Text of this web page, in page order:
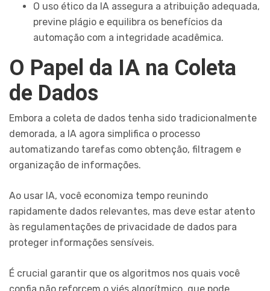
O uso ético da IA assegura a atribuição adequada,
previne plágio e equilibra os benefícios da
automação com a integridade acadêmica.
O Papel da IA na Coleta
de Dados
Embora a coleta de dados tenha sido tradicionalmente
demorada, a IA agora simplifica o processo
automatizando tarefas como obtenção, filtragem e
organização de informações.
Ao usar IA, você economiza tempo reunindo
rapidamente dados relevantes, mas deve estar atento
às regulamentações de privacidade de dados para
proteger informações sensíveis.
É crucial garantir que os algoritmos nos quais você